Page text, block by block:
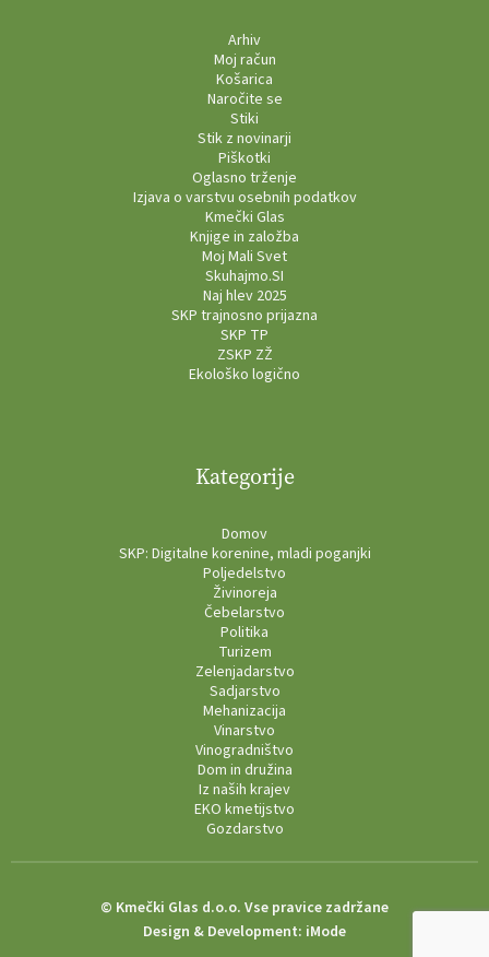
Arhiv
Moj račun
Košarica
Naročite se
Stiki
Stik z novinarji
Piškotki
Oglasno trženje
Izjava o varstvu osebnih podatkov
Kmečki Glas
Knjige in založba
Moj Mali Svet
Skuhajmo.SI
Naj hlev 2025
SKP trajnosno prijazna
SKP TP
ZSKP ZŽ
Ekološko logično
Kategorije
Domov
SKP: Digitalne korenine, mladi poganjki
Poljedelstvo
Živinoreja
Čebelarstvo
Politika
Turizem
Zelenjadarstvo
Sadjarstvo
Mehanizacija
Vinarstvo
Vinogradništvo
Dom in družina
Iz naših krajev
EKO kmetijstvo
Gozdarstvo
© Kmečki Glas d.o.o. Vse pravice zadržane
Design & Development: iMode